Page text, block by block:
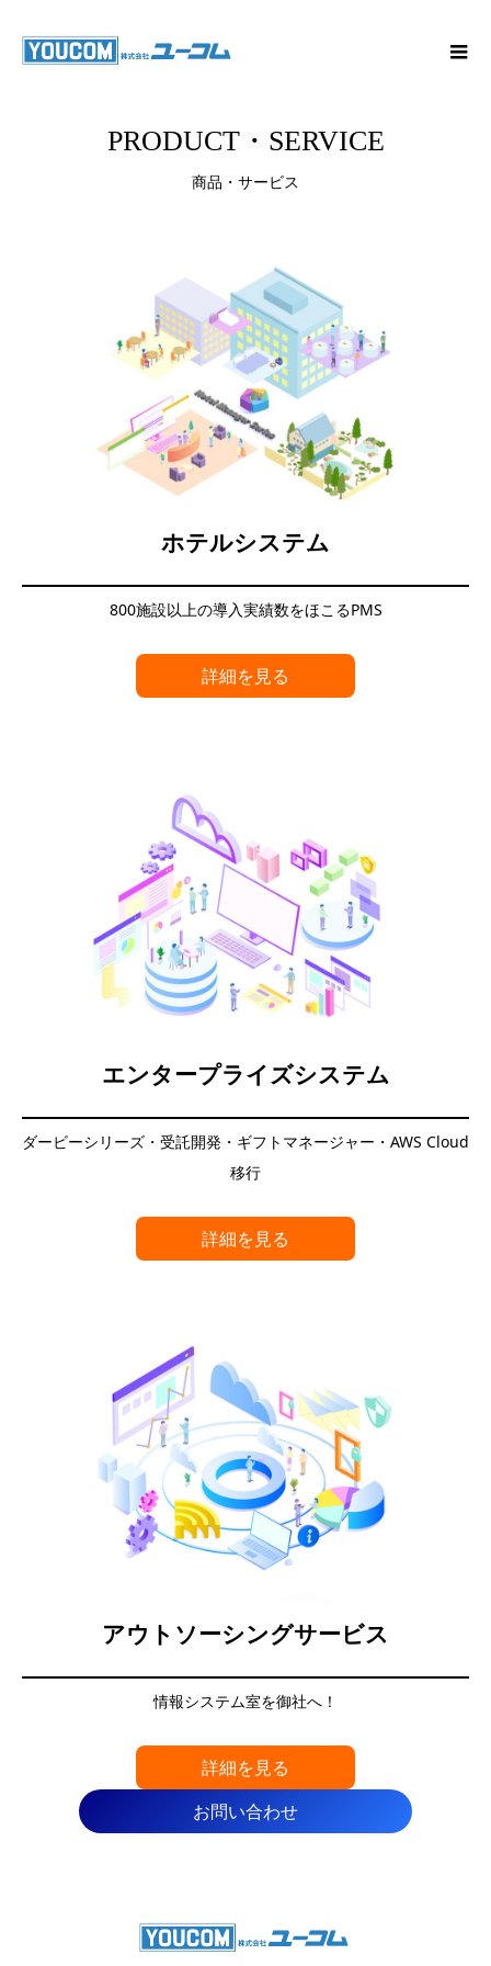
PRODUCT・SERVICE
商品・サービス
ホテルシステム
800施設以上の導入実績数をほこるPMS
詳細を見る
エンタープライズシステム
ダービーシリーズ・受託開発・ギフトマネージャー・AWS Cloud
移行
詳細を見る
アウトソーシングサービス
情報システム室を御社へ！
詳細を見る
お問い合わせ